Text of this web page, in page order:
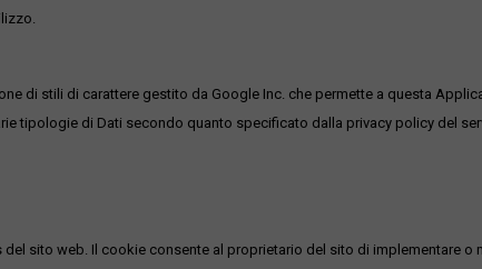
di stili di carattere gestito da Google Inc. che permette a questa
tipologie di Dati secondo quanto specificato dalla privacy policy del
sito web. Il cookie consente al proprietario del sito di implementare o